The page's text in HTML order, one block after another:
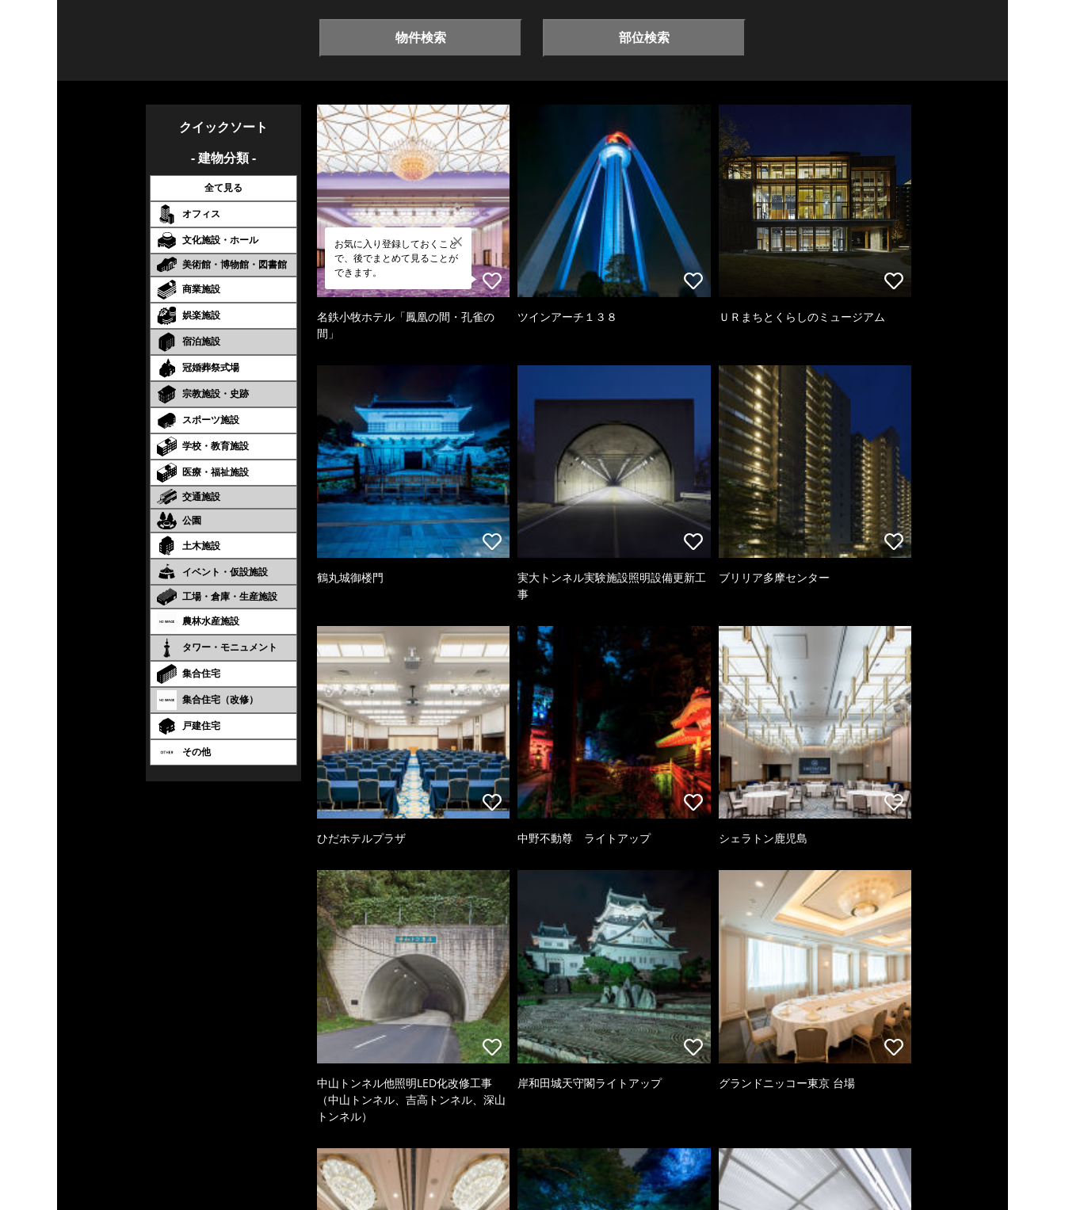
物件検索 部位検索
クイックソート
- 建物分類 -
全て見る
オフィス
文化施設・ホール
美術館・博物館・図書館
商業施設
娯楽施設
宿泊施設
冠婚葬祭式場
宗教施設・史跡
スポーツ施設
学校・教育施設
医療・福祉施設
交通施設
公園
土木施設
イベント・仮設施設
工場・倉庫・生産施設
農林水産施設
タワー・モニュメント
集合住宅
集合住宅（改修）
戸建住宅
その他
お気に入り登録しておくこと
で、後でまとめて見ることが
できます。
名鉄小牧ホテル「鳳凰の間・孔雀の
間」
ツインアーチ１３８ ＵＲまちとくらしのミュージアム
鶴丸城御楼門
実大トンネル実験施設照明設備更新工
事
ブリリア多摩センター
ひだホテルプラザ 中野不動尊 ライトアップ シェラトン鹿児島
中山トンネル他照明LED化改修工事
（中山トンネル、吉高トンネル、深山
トンネル）
岸和田城天守閣ライトアップ グランドニッコー東京 台場